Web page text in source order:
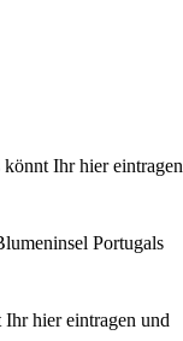
Ihr hier eintragen
Portugals
hier eintragen und